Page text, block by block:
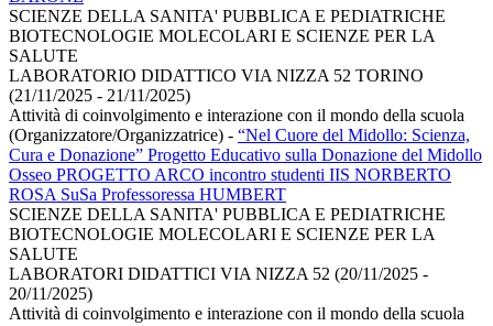
SCIENZE DELLA SANITA' PUBBLICA E PEDIATRICHE
BIOTECNOLOGIE MOLECOLARI E SCIENZE PER LA
SALUTE
LABORATORIO DIDATTICO VIA NIZZA 52 TORINO
(21/11/2025 - 21/11/2025)
Attività di coinvolgimento e interazione con il mondo della scuola
(Organizzatore/Organizzatrice) - “Nel Cuore del Midollo: Scienza,
Cura e Donazione” Progetto Educativo sulla Donazione del Midollo
Osseo PROGETTO ARCO incontro studenti IIS NORBERTO
ROSA SuSa Professoressa HUMBERT
SCIENZE DELLA SANITA' PUBBLICA E PEDIATRICHE
BIOTECNOLOGIE MOLECOLARI E SCIENZE PER LA
SALUTE
LABORATORI DIDATTICI VIA NIZZA 52 (20/11/2025 -
20/11/2025)
Attività di coinvolgimento e interazione con il mondo della scuola